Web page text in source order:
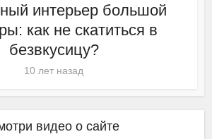
интерьер большой
как не скатиться в
безвкусицу?
10 лет назад
видео о сайте